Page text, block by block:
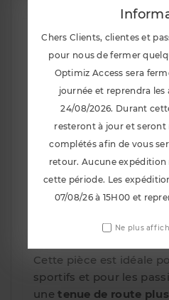
Insert support moteur
Black Series PFF60-
Megane II RS ⚙️
Optimisez la rigidité et
moteur avec l’ insert
inférieur Powerflex
820BLK. Conçu en
performance, cet insert
complète le support
de réduire les
meilleure transmission
Cette pièce est idéale
sportifs et pour les
unetenue de route
Chers Clients, clientes et
pour nous de fermer
Optimiz Access sera
journée et reprendra
24/08/2026. Durant
resteront à jour et
complétés afin de vous
retour. Aucune expédition
cette période. Les
07/08/26 à 15H00 et
Ne plus